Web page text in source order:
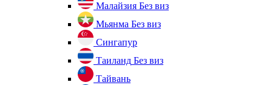
Малайзия Без виз
Мьянма Без виз
Сингапур
Таиланд Без виз
Тайвань